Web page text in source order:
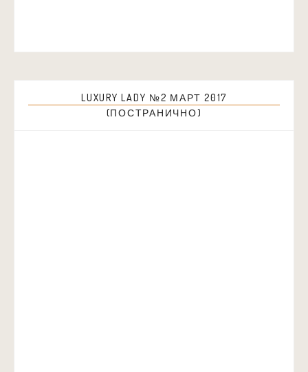
LUXURY LADY №2 МАРТ 2017
(ПОСТРАНИЧНО)